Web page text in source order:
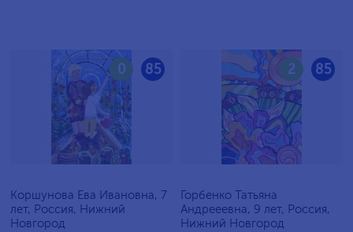
85
0
Коршунова Ева Ивановна, 7
лет, Россия, Нижний
Новгород
85
2
Горбенко Татьяна
Андрееевна, 9 лет, Россия,
Нижний Новгород